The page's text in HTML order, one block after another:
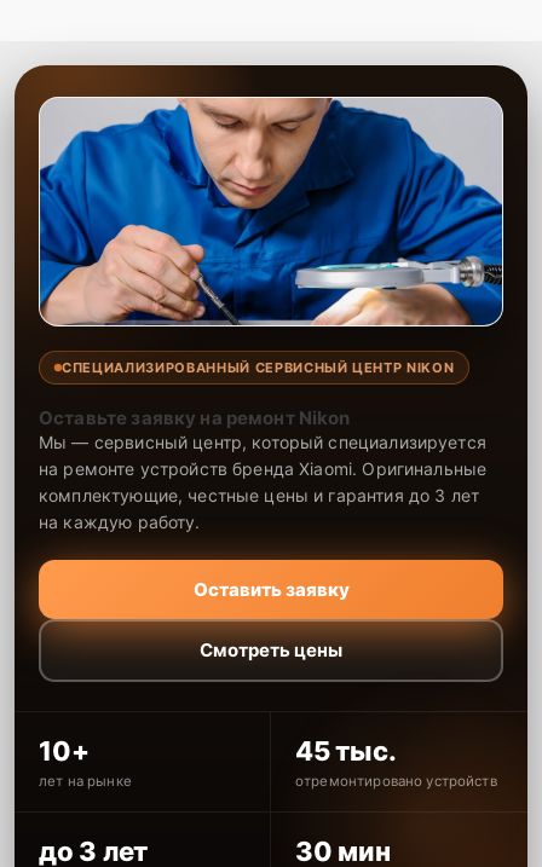
СПЕЦИАЛИЗИРОВАННЫЙ СЕРВИСНЫЙ ЦЕНТР NIKON
Оставьте заявку на ремонт Nikon
Мы — сервисный центр, который специализируется
на ремонте устройств бренда Xiaomi. Оригинальные
комплектующие, честные цены и гарантия до 3 лет
на каждую работу.
Оставить заявку
Смотреть цены
10+
лет на рынке
45 тыс.
отремонтировано устройств
до 3 лет 30 мин